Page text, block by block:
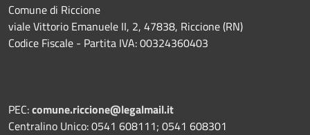
Comune di Riccione
viale Vittorio Emanuele II, 2, 47838, Riccione (RN)
Codice Fiscale - Partita IVA: 00324360403
PEC:comune.riccione@legalmail.it
Centralino Unico: 0541 608111; 0541 608301